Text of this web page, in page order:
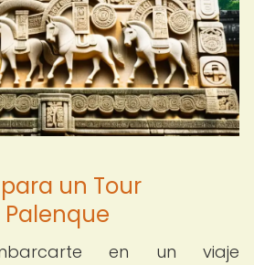
un Tour
en un viaje